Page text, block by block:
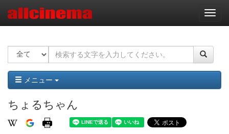
ナ
ビ
ー
ョ
ン
メニュー
ちょるちゃん